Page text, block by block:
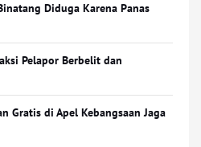
Diduga Karena Panas
Pelapor Berbelit dan
Gratis di Apel Kebangsaan Jaga